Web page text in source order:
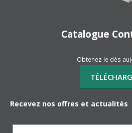
Recevez nos offres et actualités
Catalogue
Obtenez-le dès